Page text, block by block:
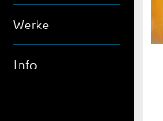
Werke
Info